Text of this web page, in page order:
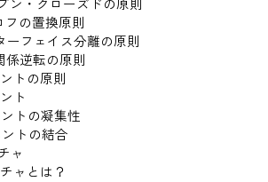
フの置換原則
ーフェイス分離の原則
係逆転の原則
トの原則
ト
トの凝集性
トの結合
ャ
ャとは？